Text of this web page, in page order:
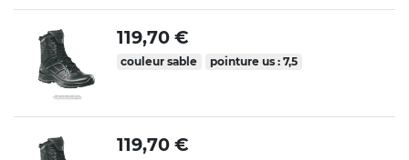
119,70 €
couleur sable pointure us : 7,5
119,70 €